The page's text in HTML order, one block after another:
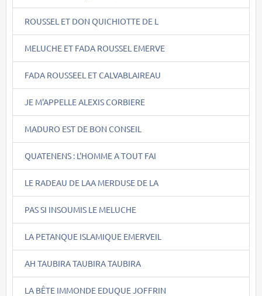
ROUSSEL ET DON QUICHIOTTE DE L
MELUCHE ET FADA ROUSSEL EMERVE
FADA ROUSSEEL ET CALVABLAIREAU
JE M'APPELLE ALEXIS CORBIERE
MADURO EST DE BON CONSEIL
QUATENENS : L'HOMME A TOUT FAI
LE RADEAU DE LAA MERDUSE DE LA
PAS SI INSOUMIS LE MELUCHE
LA PETANQUE ISLAMIQUE EMERVEIL
AH TAUBIRA TAUBIRA TAUBIRA
LA BÊTE IMMONDE EDUQUE JOFFRIN